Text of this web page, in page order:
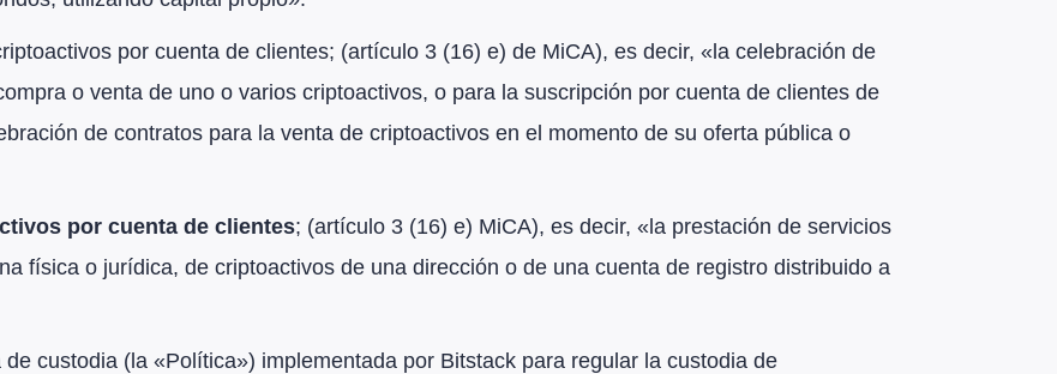
por cuenta de clientes; (artículo 3 (16) e) de MiCA), es decir, «la celebración de
o venta de uno o varios criptoactivos, o para la suscripción por cuenta de clientes de
de contratos para la venta de criptoactivos en el momento de su oferta pública o
por cuenta de clientes; (artículo 3 (16) e) MiCA), es decir, «la prestación de servicios
física o jurídica, de criptoactivos de una dirección o de una cuenta de registro distribuido a
custodia (la «Política») implementada por Bitstack para regular la custodia de